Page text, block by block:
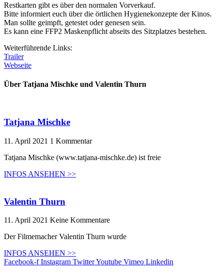
Restkarten gibt es über den normalen Vorverkauf.
Bitte informiert euch über die örtlichen Hygienekonzepte der Kinos.
Man sollte geimpft, getestet oder genesen sein.
Es kann eine FFP2 Maskenpflicht abseits des Sitzplatzes bestehen.
Weiterführende Links:
Trailer
Webseite
Über Tatjana Mischke und Valentin Thurn
Tatjana Mischke
11. April 2021 1 Kommentar
Tatjana Mischke (www.tatjana-mischke.de) ist freie
INFOS ANSEHEN >>
Valentin Thurn
11. April 2021 Keine Kommentare
Der Filmemacher Valentin Thurn wurde
INFOS ANSEHEN >>
Facebook-f Instagram TwitterYoutube Vimeo Linkedin